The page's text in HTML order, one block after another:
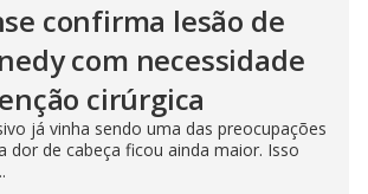
confirma lesão de
com necessidade
cirúrgica
já vinha sendo uma das preocupações
dor de cabeça ficou ainda maior. Isso